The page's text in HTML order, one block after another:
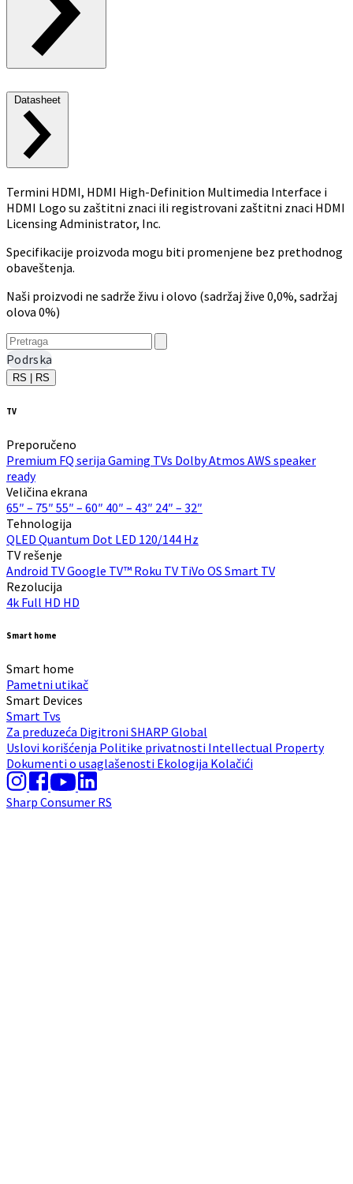
Datasheet
Termini HDMI, HDMI High-Definition Multimedia Interface i
HDMI Logo su zaštitni znaci ili registrovani zaštitni znaci HDMI
Licensing Administrator, Inc.
Specifikacije proizvoda mogu biti promenjene bez prethodnog
obaveštenja.
Naši proizvodi ne sadrže živu i olovo (sadržaj žive 0,0%, sadržaj
olova 0%)
Podrska
RS | RS
TV
Preporučeno
Premium FQ serija Gaming TVs Dolby Atmos AWS speaker
ready
Veličina ekrana
65″ – 75″ 55″ – 60″ 40″ – 43″ 24″ – 32″
Tehnologija
QLED Quantum Dot LED 120/144 Hz
TV rešenje
Android TVGoogle TV™ Roku TV TiVo OS Smart TV
Rezolucija
4k Full HD HD
Smart home
Smart home
Pametni utikač
Smart Devices
Smart Tvs
Za preduzeća DigitroniSHARP Global
Uslovi korišćenja Politike privatnosti Intellectual Property
Dokumenti o usaglašenosti Ekologija Kolačići
Sharp Consumer RS